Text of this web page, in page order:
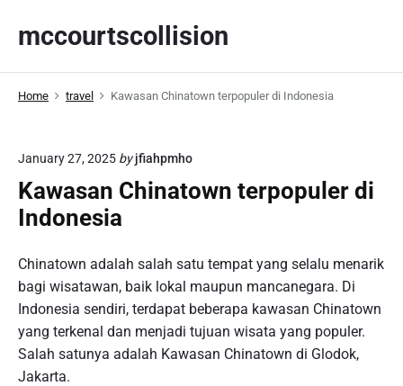
p
mccourtscollision
Home travel Kawasan Chinatown terpopuler di Indonesia
January 27, 2025 by jfiahpmho
Kawasan Chinatown terpopuler di
Indonesia
Chinatown adalah salah satu tempat yang selalu menarik
bagi wisatawan, baik lokal maupun mancanegara. Di
Indonesia sendiri, terdapat beberapa kawasan Chinatown
yang terkenal dan menjadi tujuan wisata yang populer.
Salah satunya adalah Kawasan Chinatown di Glodok,
Jakarta.